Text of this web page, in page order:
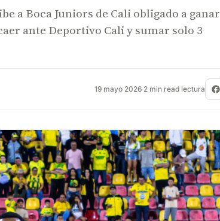
a Boca Juniors de Cali obligado a ganar
ante Deportivo Cali y sumar solo 3
19 mayo 2026·2 min read lectura